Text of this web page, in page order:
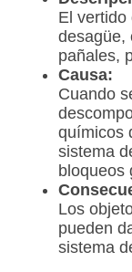
El vertido
desagüe,
pañales,
Causa:
Cuando
químicos
sistema
bloqueos
Los
pueden
sistema